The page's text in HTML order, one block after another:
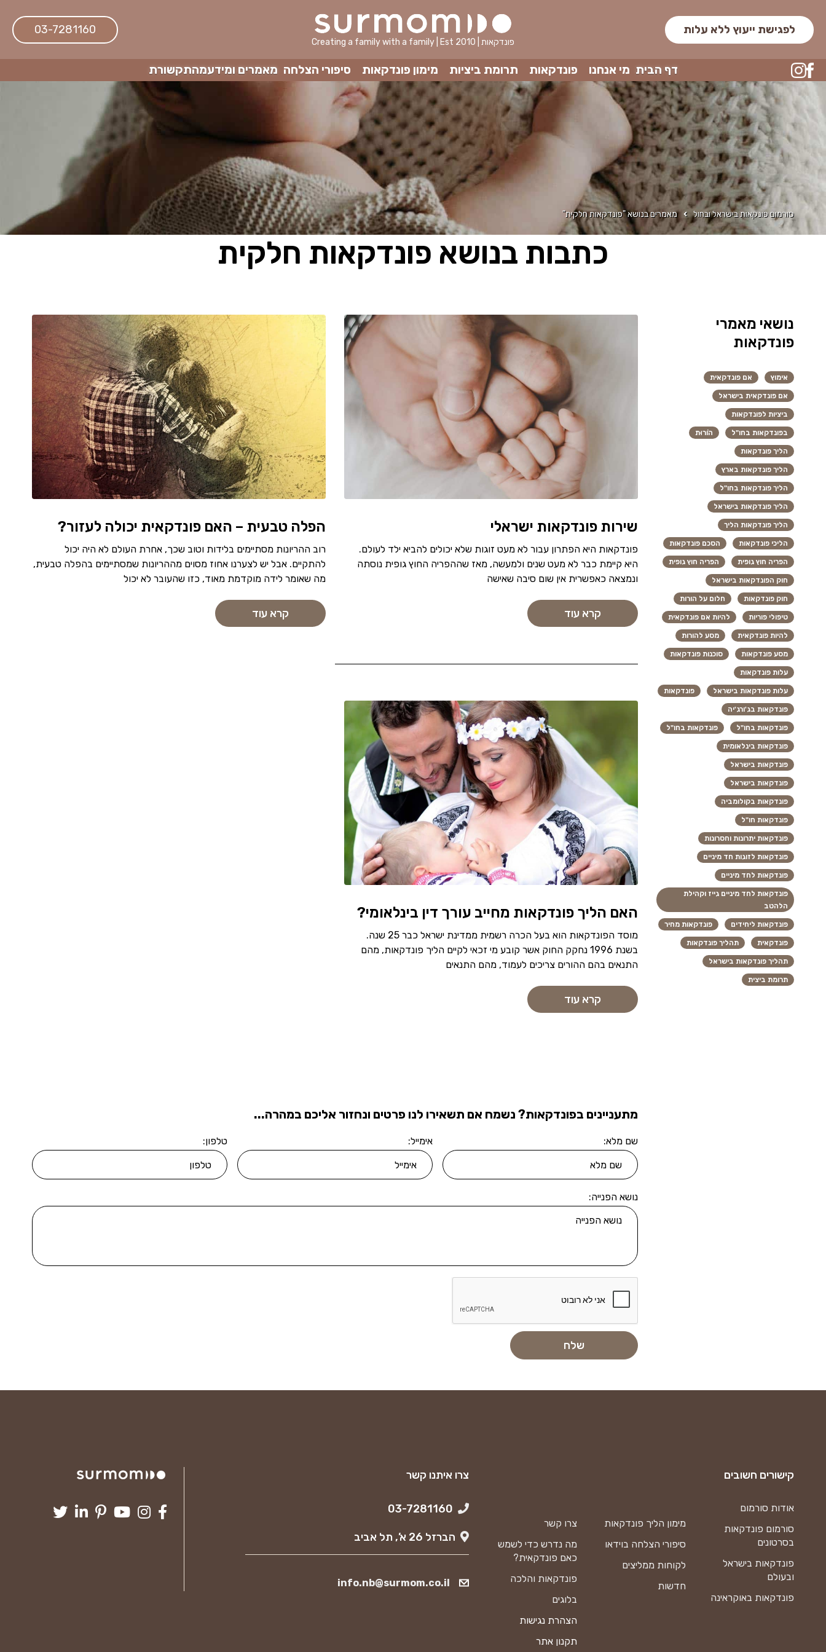
לפגישת ייעוץ ללא עלות
Creating a family with a family | Est 2010 | פונדקאות
03-7281160
דף הבית מי אנחנו פונדקאות תרומת ביציות מימון פונדקאות סיפורי הצלחה מאמרים ומידעמהתקשורת
סורמום פונקאות בישראל ובחול מאמרים בנושא "פונדקאות חלקית"
כתבות בנושא פונדקאות חלקית
שירות פונדקאות ישראלי
פונדקאות היא הפתרון עבור לא מעט זוגות שלא יכולים להביא ילד לעולם.
היא קיימת כבר לא מעט שנים ולמעשה, מאז שההפריה החוץ גופית נוסתה
ונמצאה כאפשרית אין שום סיבה שאישה
קרא עוד
הפלה טבעית – האם פונדקאית יכולה לעזור?
רוב ההריונות מסתיימים בלידות וטוב שכך, אחרת העולם לא היה יכול
להתקיים. אבל יש לצערנו אחוז מסוים מההריונות שמסתיימים בהפלה טבעית,
מה שאומר לידה מוקדמת מאוד, כזו שהעובר לא יכול
קרא עוד
האם הליך פונדקאות מחייב עורך דין בינלאומי?
מוסד הפונדקאות הוא בעל הכרה רשמית ממדינת ישראל כבר 25 שנה.
בשנת 1996 נחקק החוק אשר קובע מי זכאי לקיים הליך פונדקאות, מהם
התנאים בהם ההורים צריכים לעמוד, מהם התנאים
קרא עוד
מתעניינים בפונדקאות? נשמח אם תשאירו לנו פרטים ונחזור אליכם במהרה...
שם מלא: אימייל: טלפון:
נושא הפנייה:
נושאי מאמרי
פונדקאות
אימוץ אם פונדקאית
אם פונדקאית בישראל
ביציות לפונדקאות
בפונדקאות בחו"ל הוֹרוּת
הליך פונדקאות
הליך פונדקאות בארץ
הליך פונדקאות בחו"ל
הליך פונדקאות בישראל
הליך פונדקאות הליך
הליכי פונדקאות הסכם פונדקאות
הפריה חוץ גופית הפריה חוץ גופית
חוק הפונדקאות בישראל
חוק פונדקאות חלום על הורות
טיפולי פוריות להיות אם פונדקאית
להיות פונדקאית מסע להורות
מסע פונדקאות סוכנות פונדקאות
עלות פונדקאות
עלות פונדקאות בישראל פונדקאות
פונדקאות בג'ורג'יה
פונדקאות בחו"ל פונדקאות בחו"ל
פונדקאות בינלאומית
פונדקאות בישראל
פונדקאות בישראל
פונדקאות בקולומביה
פונדקאות חו"ל
פונדקאות יתרונות וחסרונות
פונדקאות לזוגות חד מיניים
פונדקאות לחד מיניים
פונדקאות לחד מיניים גייז וקהילת
הלהטב
פונדקאות ליחידים פונדקאות מחיר
פונדקאית תהליך פונדקאות
תהליך פונדקאות בישראל
תרומת ביצית
צרו איתנו קשר
הברזל 26 א’, תל אביב
info.nb@surmom.co.il
צרו קשר
מה נדרש כדי לשמש
כאם פונדקאית?
פונדקאות והלכה
בלוגים
הצהרת נגישות
תקנון אתר
מימון הליך פונדקאות
סיפורי הצלחה בוידאו
לקוחות ממליצים
חדשות
קישורים חשובים
אודות סורמום
סורמום פונדקאות
בסרטונים
פונדקאות בישראל
ובעולם
פונדקאות באוקראינה